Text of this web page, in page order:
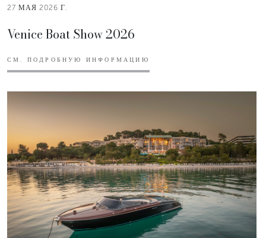
27 МАЯ 2026 Г.
Venice Boat Show 2026
СМ. ПОДРОБНУЮ ИНФОРМАЦИЮ